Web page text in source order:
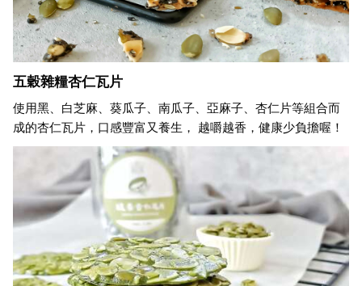
五穀雜糧杏仁瓦片
使用黑、白芝麻、葵瓜子、南瓜子、亞麻子、杏仁片等組合而
成的杏仁瓦片，口感豐富又養生， 越嚼越香，健康少負擔喔！